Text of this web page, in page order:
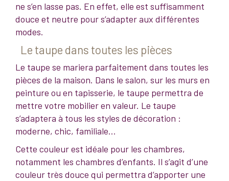
ne s’en lasse pas. En effet, elle est suffisamment
douce et neutre pour s’adapter aux différentes
modes.
Le taupe dans toutes les pièces
Le taupe se mariera parfaitement dans toutes les
pièces de la maison. Dans le salon, sur les murs en
peinture ou en tapisserie, le taupe permettra de
mettre votre mobilier en valeur. Le taupe
s’adaptera à tous les styles de décoration :
moderne, chic, familiale…
Cette couleur est idéale pour les chambres,
notamment les chambres d’enfants. Il s’agit d’une
couleur très douce qui permettra d’apporter une